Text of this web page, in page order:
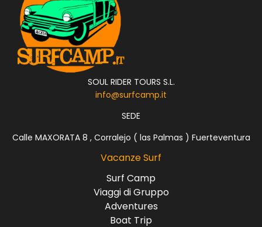
SOUL RIDER TOURS S.L.
info@surfcamp.it
SEDE
Calle MAXORATA 8 , Corralejo ( las Palmas ) Fuerteventura
Vacanze Surf
Surf Camp
Viaggi di Gruppo
Adventures
Boat Trip